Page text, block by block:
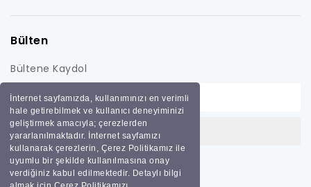
İnternet sayfamızda, kullanımınızı en verimli
hale getirebilmek ve kullanıcı deneyiminizi
geliştirmek amacıyla; çerezlerden
yararlanılmaktadır. İnternet sayfamızı
kullanarak çerezlerin, Çerez Politikamız ile
uyumlu bir şekilde kullanılmasına onay
verdiğiniz kabul edilmektedir. Detaylı bilgi
Bülten
Bültene Kaydol